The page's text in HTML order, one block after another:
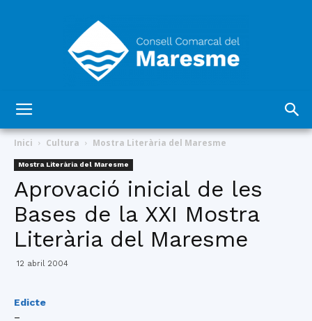
Comarcal
del
Inici Cultura Mostra Literària del Maresme
Mostra Literària del Maresme
Aprovació inicial de les
Bases de la XXI Mostra
Literària del Maresme
12 abril 2004
Edicte
–